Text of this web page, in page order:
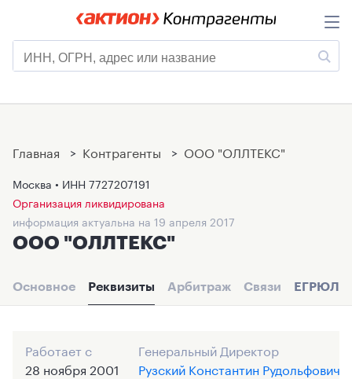
Главная > Контрагенты > ООО "ОЛЛТЕКС"
Москва • ИНН 7727207191
Организация ликвидирована
информация актуальна на 19 апреля 2017
ООО "ОЛЛТЕКС"
Основное Реквизиты Арбитраж Связи ЕГРЮЛ
Работает с
28 ноября 2001
Генеральный Директор
Рузский Константин Рудольфович